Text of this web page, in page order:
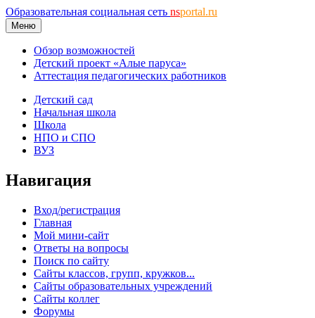
Образовательная социальная сеть nsportal.ru
Меню
Обзор возможностей
Детский проект «Алые паруса»
Аттестация педагогических работников
Детский сад
Начальная школа
Школа
НПО и СПО
ВУЗ
Навигация
Вход/регистрация
Главная
Мой мини-сайт
Ответы на вопросы
Поиск по сайту
Сайты классов, групп, кружков...
Сайты образовательных учреждений
Сайты коллег
Форумы